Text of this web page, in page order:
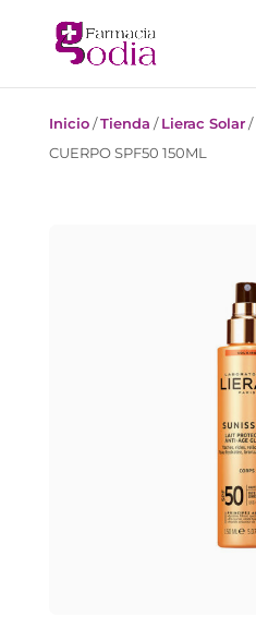
Inicio/Tienda /Lierac Solar/
CUERPO SPF50 150ML